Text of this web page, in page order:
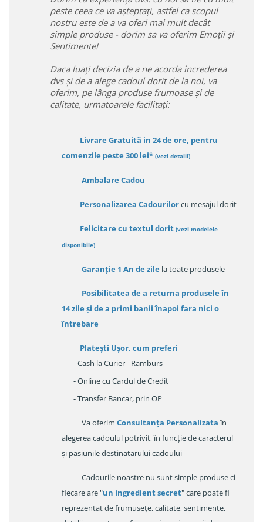
peste ceea ce va așteptați, astfel ca scopul
nostru este de a va oferi mai mult decât
simple produse - dorim sa va oferim Emoții și
Sentimente!
Daca luați decizia de a ne acorda încrederea
dvs și de a alege cadoul dorit de la noi, va
oferim, pe lânga produse frumoase și de
calitate, urmatoarele facilitați:
Livrare Gratuită in 24 de ore, pentru
comenzile peste 300 lei* (vezi detalii)
Ambalare Cadou
Personalizarea Cadourilorcu mesajul dorit
Felicitare cu textul dorit (vezi modelele
disponibile)
Garanție 1 An de zile la toate produsele
Posibilitatea de a returna produsele în
14 zileși de a primi banii înapoi fara nici o
întrebare
Platești Ușor, cum preferi
- Cash la Curier - Ramburs
- Online cu Cardul de Credit
- Transfer Bancar, prin OP
Va oferim Consultanța Personalizataîn
alegerea cadoulul potrivit, în funcție de caracterul
și pasiunile destinatarului cadoului
Cadourile noastre nu sunt simple produse ci
fiecare are "un ingredient secret" care poate fi
reprezentat de frumusețe, calitate, sentimente,